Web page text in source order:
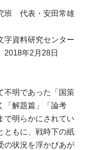
班 代表・安田常雄
字資料研究センター
年2月28日
不明であった「国策
「解題篇」「論考
で明らかにされてい
ともに、戦時下の紙
の状況を浮かびあが